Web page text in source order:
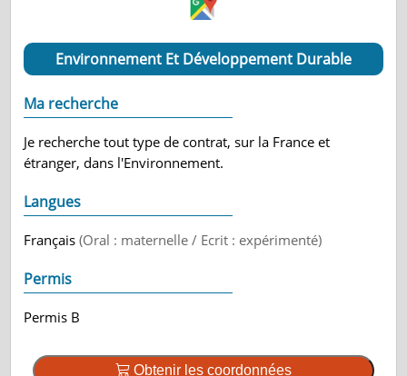
Environnement Et Développement Durable
Ma recherche
Je recherche tout type de contrat, sur la France et
étranger, dans l'Environnement.
Langues
Français(Oral : maternelle / Ecrit : expérimenté)
Permis
Permis B
Obtenir les coordonnées